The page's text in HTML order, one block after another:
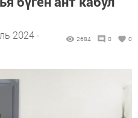
2024 -
2684 0 0